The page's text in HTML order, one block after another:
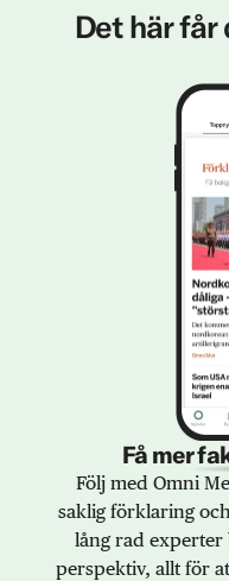
Det här får
Få mer
Följ med Omni
saklig förklaring
lång rad
perspektiv, allt för